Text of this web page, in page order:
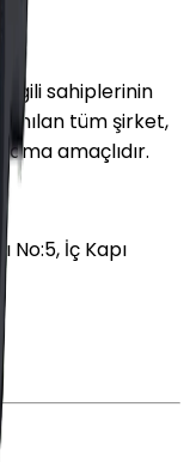
ilgili sahiplerinin
tüm şirket,
amaçlıdır.
No:5, İç Kapı